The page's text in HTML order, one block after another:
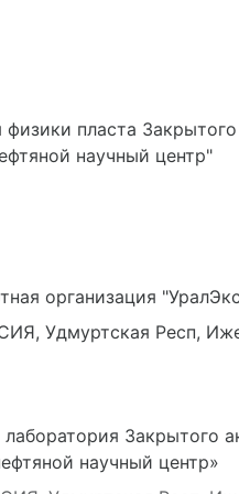
физики пласта
научный центр"
организация
Удмуртская Респ,
лаборатория Закрытого
научный центр»